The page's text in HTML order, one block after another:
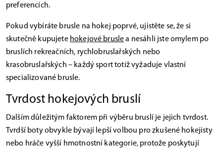
preferencích.
Pokud vybíráte brusle na hokej poprvé, ujistěte se, že si
skutečně kupujete hokejové bruslea nesáhli jste omylem po
bruslích rekreačních, rychlobruslařských nebo
krasobruslařských – každý sport totiž vyžaduje vlastní
specializované brusle.
Tvrdost hokejových bruslí
Dalším důležitým faktorem při výběru bruslí je jejich tvrdost.
Tvrdší boty obvykle bývají lepší volbou pro zkušené hokejisty
nebo hráče vyšší hmotnostní kategorie, protože poskytují